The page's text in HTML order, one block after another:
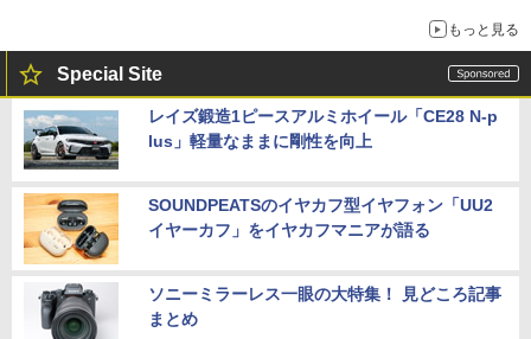
もっと見る
Special Site
レイズ鍛造1ピースアルミホイール「CE28 N-p
lus」軽量なままに剛性を向上
SOUNDPEATSのイヤカフ型イヤフォン「UU2
イヤーカフ」をイヤカフマニアが語る
ソニーミラーレス一眼の大特集！ 見どころ記事
まとめ